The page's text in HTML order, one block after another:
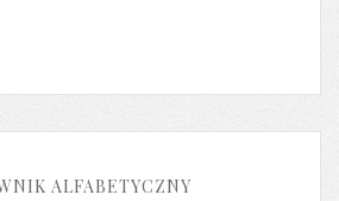
ALFABETYCZNY